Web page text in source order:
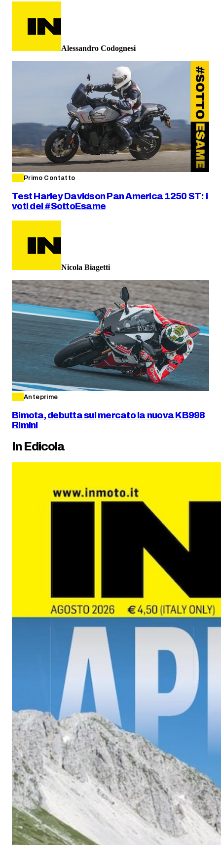
Alessandro Codognesi
Primo Contatto
Test Harley Davidson Pan America 1250 ST: i
voti del #SottoEsame
Nicola Biagetti
Anteprime
Bimota, debutta sul mercato la nuova KB998
Rimini
In Edicola